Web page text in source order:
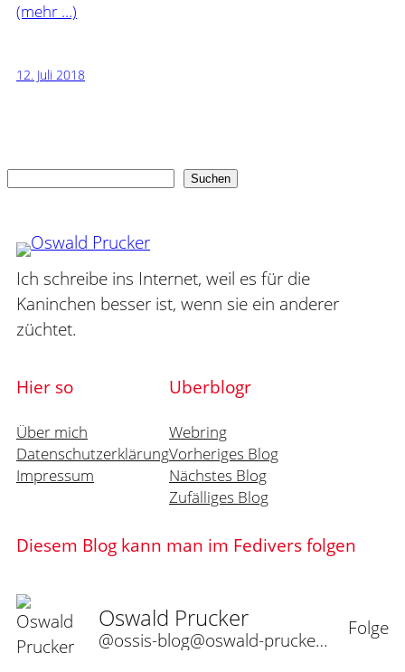
(mehr …)
12. Juli 2018
Suchen
Ich schreibe ins Internet, weil es für die
Kaninchen besser ist, wenn sie ein anderer
züchtet.
Hier so
Über mich
Datenschutzerklärung
Impressum
Uberblogr
Webring
Vorheriges Blog
Nächstes Blog
Zufälliges Blog
Diesem Blog kann man im Fedivers folgen
Oswald Prucker
@ossis-blog@oswald-prucker.de
Folge